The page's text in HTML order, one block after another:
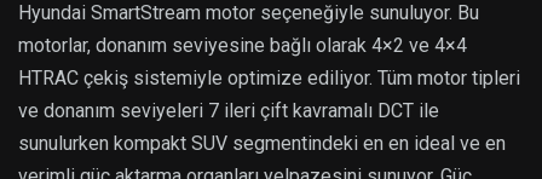
Hyundai SmartStream motor seçeneğiyle sunuluyor. Bu
motorlar, donanım seviyesine bağlı olarak 4×2 ve 4×4
HTRAC çekiş sistemiyle optimize ediliyor. Tüm motor tipleri
ve donanım seviyeleri 7 ileri çift kavramalı DCT ile
sunulurken kompakt SUV segmentindeki en en ideal ve en